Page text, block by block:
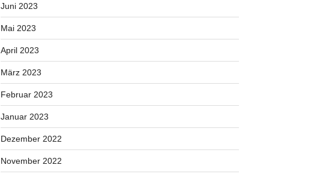
Juni 2023
Mai 2023
April 2023
März 2023
Februar 2023
Januar 2023
Dezember 2022
November 2022